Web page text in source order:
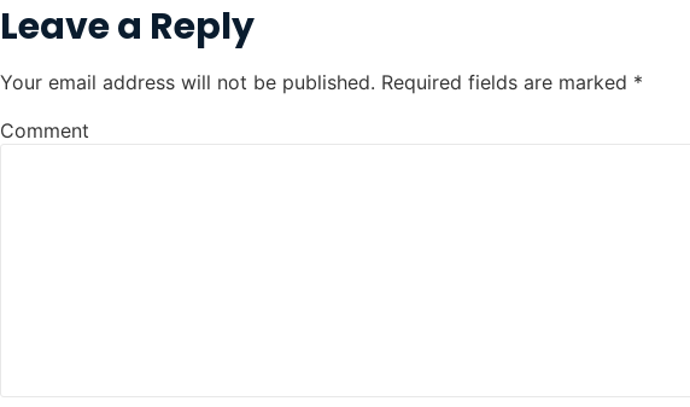
Leave a Reply
Your email address will not be published. Required fields are marked *
Comment